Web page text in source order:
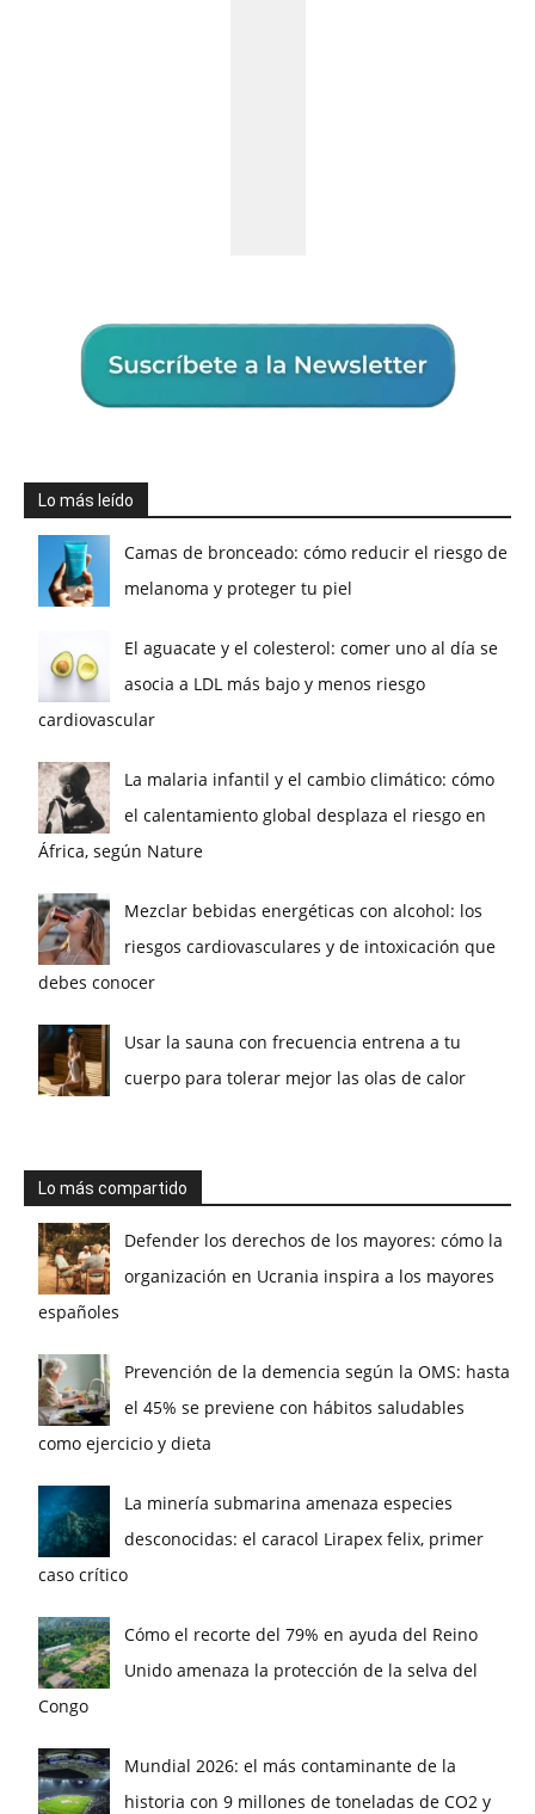
Lo más leído
Camas de bronceado: cómo reducir el riesgo de
melanoma y proteger tu piel
El aguacate y el colesterol: comer uno al día se
asocia a LDL más bajo y menos riesgo
cardiovascular
La malaria infantil y el cambio climático: cómo
el calentamiento global desplaza el riesgo en
África, según Nature
Mezclar bebidas energéticas con alcohol: los
riesgos cardiovasculares y de intoxicación que
debes conocer
Usar la sauna con frecuencia entrena a tu
cuerpo para tolerar mejor las olas de calor
Lo más compartido
Defender los derechos de los mayores: cómo la
organización en Ucrania inspira a los mayores
españoles
Prevención de la demencia según la OMS: hasta
el 45% se previene con hábitos saludables
como ejercicio y dieta
La minería submarina amenaza especies
desconocidas: el caracol Lirapex felix, primer
caso crítico
Cómo el recorte del 79% en ayuda del Reino
Unido amenaza la protección de la selva del
Congo
Mundial 2026: el más contaminante de la
historia con 9 millones de toneladas de CO2 y